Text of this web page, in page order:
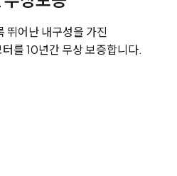
뛰어난 내구성을 가진
를 10년간 무상 보증합니다.